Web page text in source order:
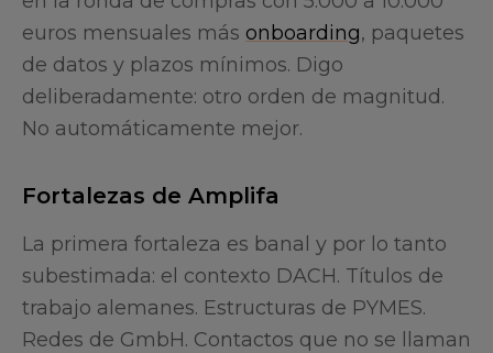
euros mensuales más onboarding, paquetes
de datos y plazos mínimos. Digo
deliberadamente: otro orden de magnitud.
No automáticamente mejor.
Fortalezas de Amplifa
La primera fortaleza es banal y por lo tanto
subestimada: el contexto DACH. Títulos de
trabajo alemanes. Estructuras de PYMES.
Redes de GmbH. Contactos que no se llaman